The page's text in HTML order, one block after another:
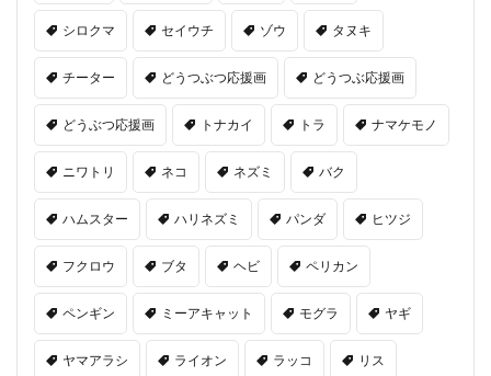
シロクマ セイウチ ゾウ タヌキ
チーター どうつぶつ応援画 どうつぶ応援画
どうぶつ応援画 トナカイ トラ ナマケモノ
ニワトリ ネコ ネズミ バク
ハムスター ハリネズミ パンダ ヒツジ
フクロウ ブタ ヘビ ペリカン
ペンギン ミーアキャット モグラ ヤギ
ヤマアラシ ライオン ラッコ リス